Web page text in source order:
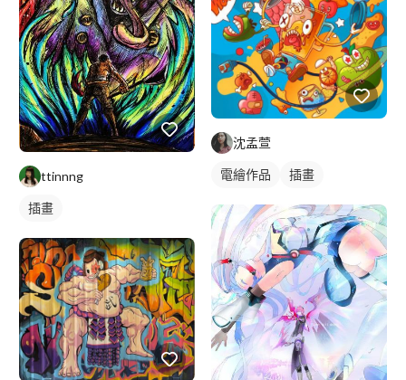
ttinnng
插畫
沈孟萱
電繪作品 插畫